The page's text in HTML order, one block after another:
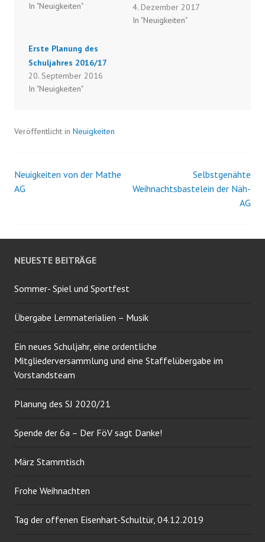
In "Neuigkeiten"
4. Dezember 2017
In "Neuigkeiten"
Erste Planung des
Schuljahres 2016/17
20. September 2016
In "Neuigkeiten"
Veröffentlicht in Neuigkeiten
Beitrags-
Neuigkeiten von der Mathe
AG
Selbstgenähte
Weihnachtsbastelein der Näh-
AG
NEUESTE BEITRÄGE
Sommer- Spiel und Sportfest
Übergabe Lernmaterialien – Musik
Ein neues Schuljahr, eine ordentliche
Mitgliederversammlung und eine Staffelübergabe im
Vorstandsteam
Planung des SJ 2020/21
Spende der 6a – Der FöV sagt Danke!
März Stammtisch
Frohe Weihnachten
Tag der offenen Eisenhart-Schultür, 04.12.2019